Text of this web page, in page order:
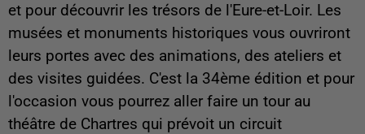
et pour découvrir les trésors de l'Eure-et-Loir. Les
musées et monuments historiques vous ouvriront
leurs portes avec des animations, des ateliers et
des visites guidées. C'est la 34ème édition et pour
l'occasion vous pourrez aller faire un tour au
théâtre de Chartres qui prévoit un circuit